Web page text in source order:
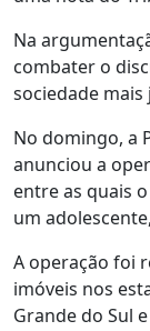
Na
combater o
sociedade
No domingo, a
anunciou a
entre as quais
um
A operação foi
imóveis nos
Grande do Sul